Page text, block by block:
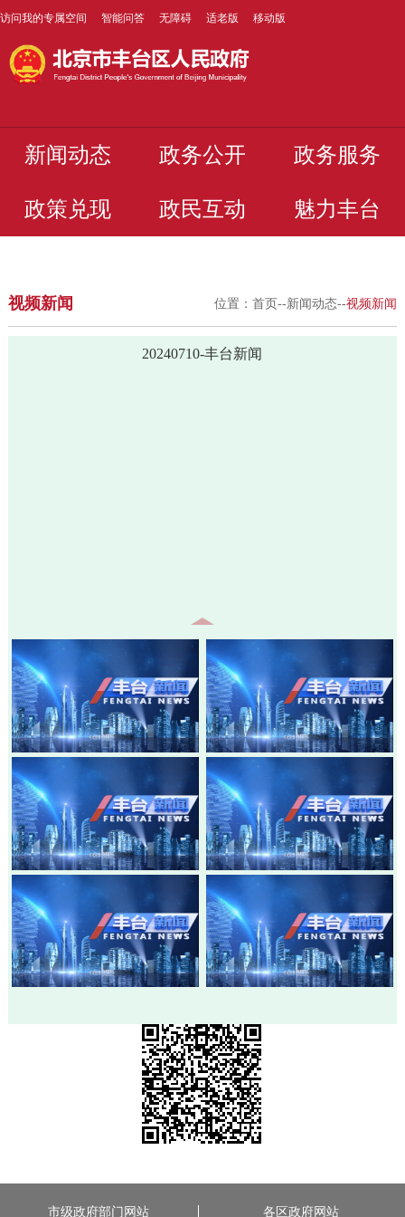
访问我的专属空间 智能问答 无障碍 适老版 移动版
新闻动态 政务公开 政务服务
政策兑现 政民互动 魅力丰台
视频新闻 位置：首页--新闻动态--视频新闻
20240710-丰台新闻
20260805-丰台新闻
20260803-丰台新闻
20260730-丰台新闻
20260728-丰台新闻
20260724-丰台新闻
市级政府部门网站 各区政府网站